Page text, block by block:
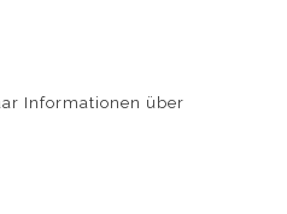
Informationen über